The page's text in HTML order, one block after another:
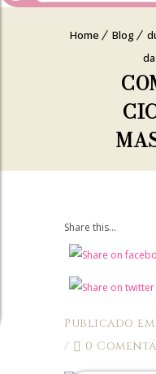
Home Blog
Share this...
Publicado em
/
0